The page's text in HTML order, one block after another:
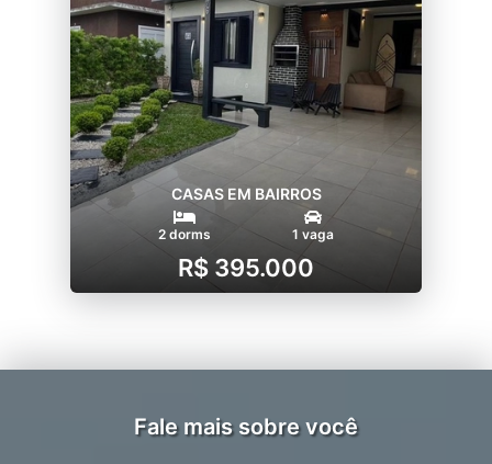
CASAS EM BAIRROS
2 dorms 1 vaga
R$ 395.000
Fale mais sobre você